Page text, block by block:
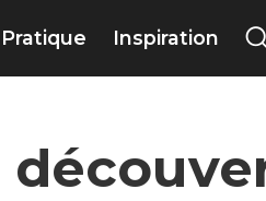
Pratique Inspiration